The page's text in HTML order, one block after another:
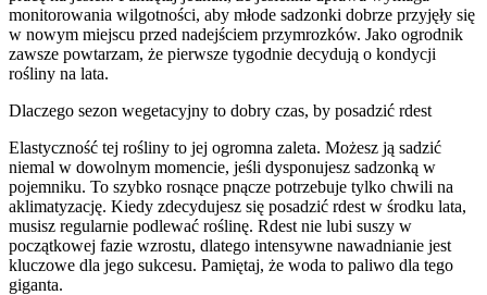
monitorowania wilgotności, aby młode sadzonki dobrze przyjęły się
w nowym miejscu przed nadejściem przymrozków. Jako ogrodnik
zawsze powtarzam, że pierwsze tygodnie decydują o kondycji
rośliny na lata.
Dlaczego sezon wegetacyjny to dobry czas, by posadzić rdest
Elastyczność tej rośliny to jej ogromna zaleta. Możesz ją sadzić
niemal w dowolnym momencie, jeśli dysponujesz sadzonką w
pojemniku. To szybko rosnące pnącze potrzebuje tylko chwili na
aklimatyzację. Kiedy zdecydujesz się posadzić rdest w środku lata,
musisz regularnie podlewać roślinę. Rdest nie lubi suszy w
początkowej fazie wzrostu, dlatego intensywne nawadnianie jest
kluczowe dla jego sukcesu. Pamiętaj, że woda to paliwo dla tego
giganta.